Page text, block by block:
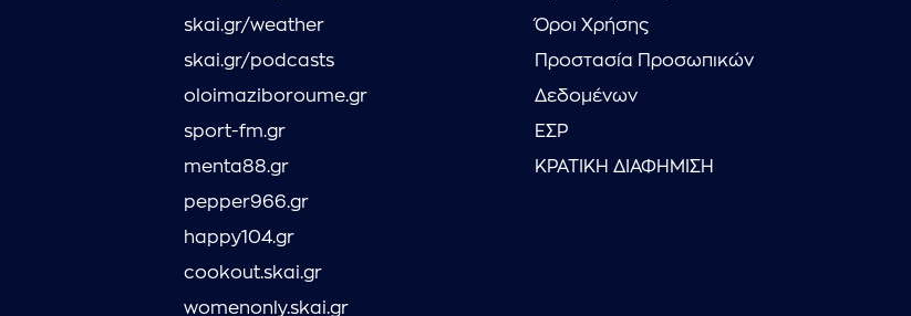
skai.gr/weather
skai.gr/podcasts
oloimaziboroume.gr
sport-fm.gr
menta88.gr
pepper966.gr
happy104.gr
cookout.skai.gr
womenonly.skai.gr
Όροι Χρήσης
Προστασία Προσωπικών
Δεδομένων
ΕΣΡ
ΚΡΑΤΙΚΗ ΔΙΑΦΗΜΙΣΗ